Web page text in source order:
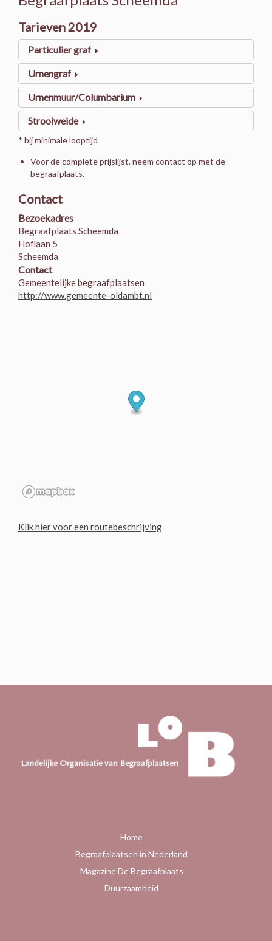
Tarieven 2019
Particulier graf
Urnengraf
Urnenmuur/Columbarium
Strooiweide
* bij minimale looptijd
Voor de complete prijslijst, neem contact op met de
begraafplaats.
Contact
Bezoekadres
Begraafplaats Scheemda
Hoflaan 5
Scheemda
Contact
Gemeentelijke begraafplaatsen
http://www.gemeente-oldambt.nl
Klik hier voor een routebeschrijving
Home
Begraafplaatsen in Nederland
Magazine De Begraafplaats
Duurzaamheid